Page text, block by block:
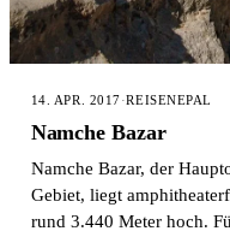
14. APR. 2017·REISENEPAL
Namche Bazar
Namche Bazar, der
Gebiet, liegt
rund 3.440 Meter hoch.